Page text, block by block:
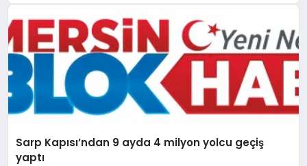
Sarp Kapısı’ndan 9 ayda 4 milyon yolcu geçiş
yaptı